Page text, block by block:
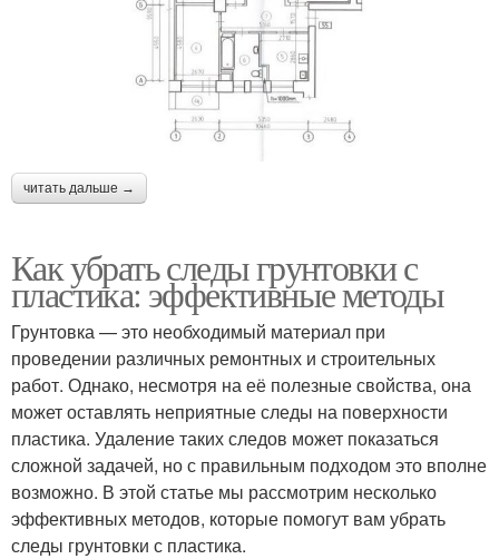
читать дальше →
Как убрать следы грунтовки с
пластика: эффективные методы
Грунтовка — это необходимый материал при
проведении различных ремонтных и строительных
работ. Однако, несмотря на её полезные свойства, она
может оставлять неприятные следы на поверхности
пластика. Удаление таких следов может показаться
сложной задачей, но с правильным подходом это вполне
возможно. В этой статье мы рассмотрим несколько
эффективных методов, которые помогут вам убрать
следы грунтовки с пластика.